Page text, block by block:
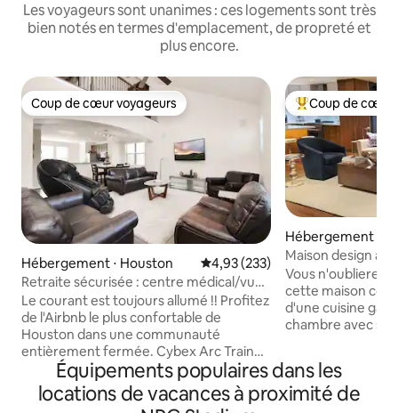
Les voyageurs sont unanimes : ces logements sont très
bien notés en termes d'emplacement, de propreté et
plus encore.
Coup de cœur voyageurs
Coup de cœur voyageurs
Hébergement ⋅ Houston Évaluation moyenne sur la
4,93 (233)
Retraite sécurisée : centre médical/vue
sur la ville - fauteuil de massage
Le courant est toujours allumé !! Profitez
de l'Airbnb le plus confortable de
Houston dans une communauté
entièrement fermée. Cybex Arc Trainer,
fauteuil de massage complet Osaki 4D
qui vient d'être renouvelé en 2025.
Énorme terrain de football dans le parc à
Coups de cœur
Coup de cœur
Hébergement ⋅
Maison design
dans le quartier
Vous n'oublierez
cette maison
d'une cuisine
chambre avec
Entrez dans la
la chambre ou la
un repas dans la
Équipements populaires dans les
locations de vacances à proximité de